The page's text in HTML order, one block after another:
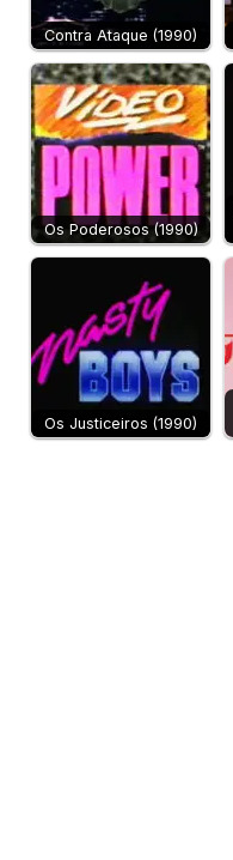
Contra Ataque (1990)
Os Poderosos (1990)
Os Justiceiros (1990)